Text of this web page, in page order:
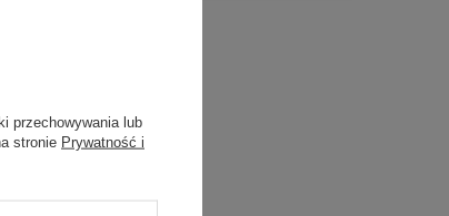
przechowywania lub
stronie Prywatność i